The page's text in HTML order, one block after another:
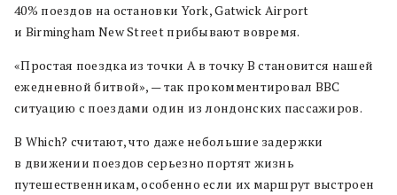
40% поездов на остановки York, Gatwick Airport
и Birmingham New Street прибывают вовремя.
«Простая поездка из точки А в точку В становится нашей
ежедневной битвой», — так прокомментировал BBC
ситуацию с поездами один из лондонских пассажиров.
В Which? считают, что даже небольшие задержки
в движении поездов серьезно портят жизнь
путешественникам, особенно если их маршрут выстроен